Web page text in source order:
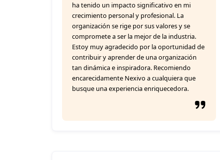
ha tenido un impacto significativo en mi
crecimiento personal y profesional. La
organización se rige por sus valores y se
compromete a ser la mejor de la industria.
Estoy muy agradecido por la oportunidad de
contribuir y aprender de una organización
tan dinámica e inspiradora. Recomiendo
encarecidamente Nexivo a cualquiera que
busque una experiencia enriquecedora.